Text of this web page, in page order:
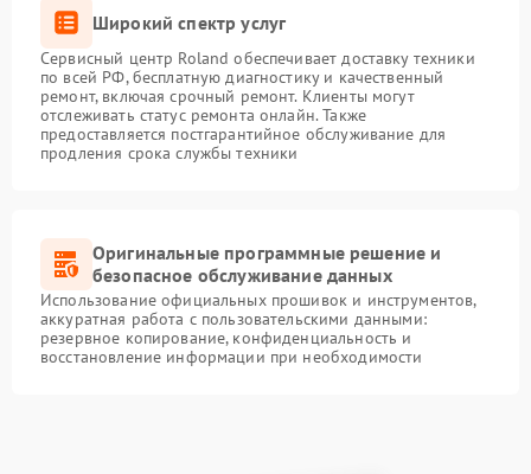
Широкий спектр услуг
Сервисный центр Roland обеспечивает доставку техники
по всей РФ, бесплатную диагностику и качественный
ремонт, включая срочный ремонт. Клиенты могут
отслеживать статус ремонта онлайн. Также
предоставляется постгарантийное обслуживание для
продления срока службы техники
Оригинальные программные решение и
безопасное обслуживание данных
Использование официальных прошивок и инструментов,
аккуратная работа с пользовательскими данными:
резервное копирование, конфиденциальность и
восстановление информации при необходимости